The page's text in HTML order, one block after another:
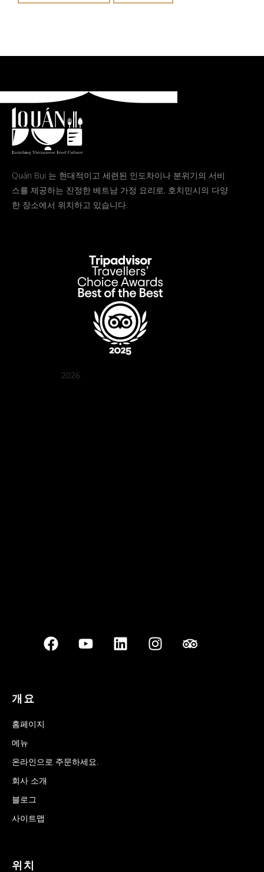
Quán Bụi 는 현대적이고 세련된 인도차이나 분위기의 서비
스를 제공하는 진정한 베트남 가정 요리로, 호치민시의 다양
한 장소에서 위치하고 있습니다.
2026
개요
홈페이지
메뉴
온라인으로 주문하세요.
회사 소개
블로그
사이트맵
위치